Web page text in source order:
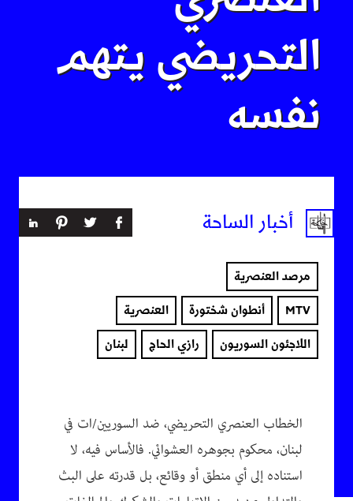
التحريضي يتهم
نفسه
أخبار الساحة
مرصد العنصرية
MTV أنطوان شختورة العنصرية
اللاجئون السوريون رازي الحاج لبنان
الخطاب العنصري التحريضي، ضد السوريين/ات في
لبنان، محكوم بجوهره العشوائي. فالأساس فيه، لا
استناده إلى أي منطق أو وقائع، بل قدرته على البث